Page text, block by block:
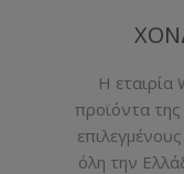
H εταιρία
προϊόντα
όλη την